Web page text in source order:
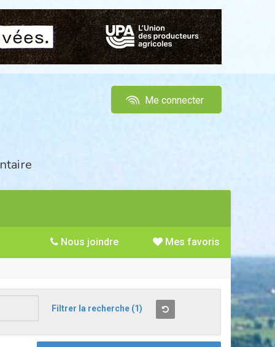
Me connecter
Mes favoris
Nous joindre
Filtrer la recherche (1)